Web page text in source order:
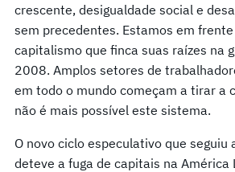
crescente, desigualdade social e
sem precedentes. Estamos em
capitalismo que finca suas raízes na
2008. Amplos setores de
em todo o mundo começam a tirar a
não é mais possível este sistema.
O novo ciclo especulativo que seguiu
deteve a fuga de capitais na América